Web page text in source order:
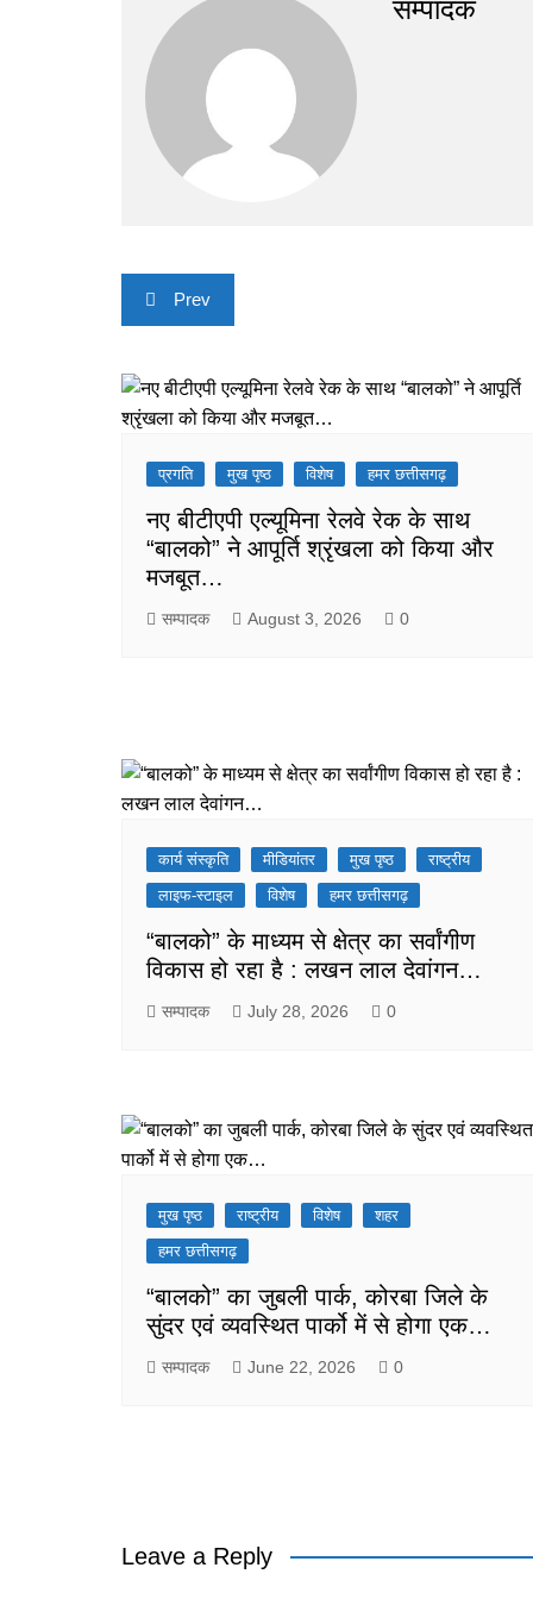
सम्पादक
Post
navigation
Prev
प्रगति मुख पृष्ठ विशेष हमर छत्तीसगढ़
नए बीटीएपी एल्यूमिना रेलवे रेक के साथ
“बालको” ने आपूर्ति श्रृंखला को किया और
मजबूत…
सम्पादक August 3, 2026 0
कार्य संस्कृति मीडियांतर मुख पृष्ठ
राष्ट्रीय
लाइफ-स्टाइल
विशेष हमर छत्तीसगढ़
“बालको” के माध्यम से क्षेत्र का सर्वांगीण
विकास हो रहा है : लखन लाल देवांगन…
सम्पादक July 28, 2026 0
मुख पृष्ठ राष्ट्रीय विशेष
शहर
हमर छत्तीसगढ़
“बालको” का जुबली पार्क, कोरबा जिले के
सुंदर एवं व्यवस्थित पार्को में से होगा एक…
सम्पादक June 22, 2026 0
Leave a Reply